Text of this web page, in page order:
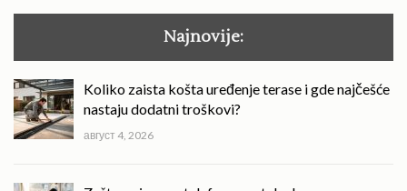
Najnovije:
Koliko zaista košta uređenje terase i gde najčešće
nastaju dodatni troškovi?
август 4, 2026